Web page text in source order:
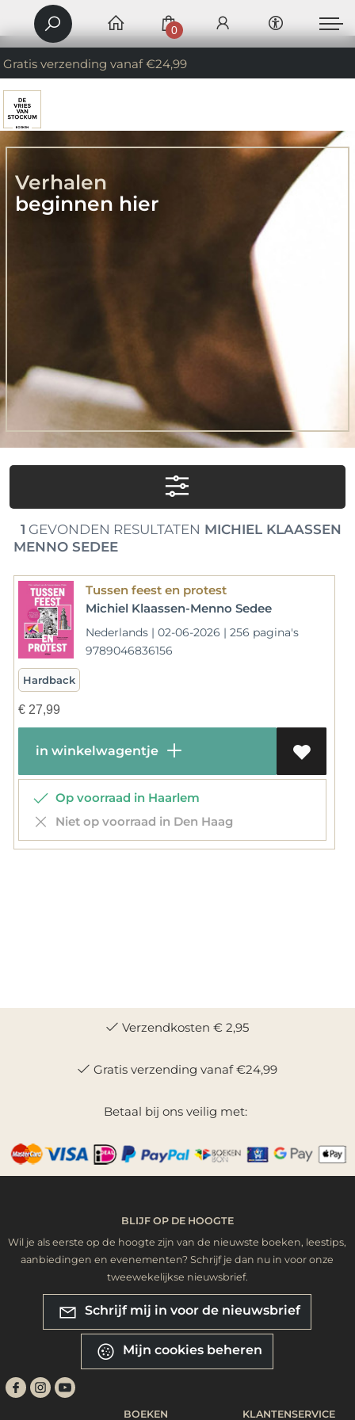
Gratis verzending vanaf €24,99
0
Verhalen
beginnen hier
1 GEVONDEN RESULTATEN MICHIEL KLAASSEN
MENNO SEDEE
Tussen feest en protest
Michiel Klaassen-Menno Sedee
Nederlands | 02-06-2026 | 256 pagina's
9789046836156
Hardback
€27,99
in winkelwagentje
Op voorraad in Haarlem
Niet op voorraad in Den Haag
Verzendkosten € 2,95
Gratis verzending vanaf €24,99
Betaal bij ons veilig met:
BLIJF OP DE HOOGTE
Wil je als eerste op de hoogte zijn van de nieuwste boeken, leestips,
aanbiedingen en evenementen? Schrijf je dan nu in voor onze
tweewekelijkse nieuwsbrief.
Schrijf mij in voor de nieuwsbrief
Mijn cookies beheren
BOEKEN KLANTENSERVICE